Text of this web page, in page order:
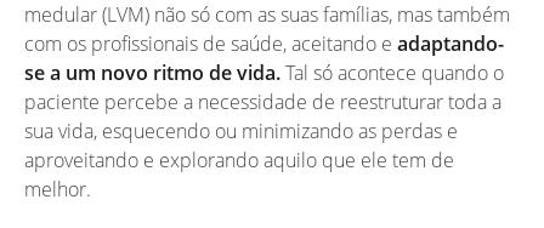
medular (LVM) não só com as suas famílias, mas também
com os profissionais de saúde, aceitando e adaptando-
se a um novo ritmo de vida.Tal só acontece quando o
paciente percebe a necessidade de reestruturar toda a
sua vida, esquecendo ou minimizando as perdas e
aproveitando e explorando aquilo que ele tem de
melhor.